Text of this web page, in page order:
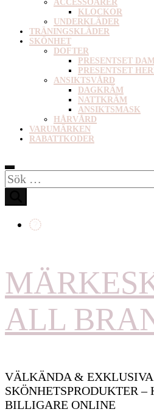
ACCESSOARER
KLOCKOR
UNDERKLÄDER
TRÄNINGSKLÄDER
SKÖNHET
DOFTER
PRESENTSET
PRESENTSET
ANSIKTSVÅRD
DAGKRÄM
NATTKRÄM
ANSIKTSMASK
HÅRVÅRD
VARUMÄRKEN
RABATTKODER
Sök
efter:
ALL
VÄLKÄNDA &
SKÖNHETSPRODUKTER
BILLIGARE ONLINE